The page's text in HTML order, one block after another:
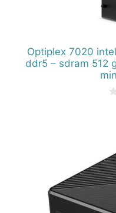
Optiplex 7020
ddr5 – sdram 512